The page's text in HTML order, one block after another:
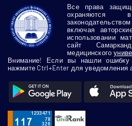
Все права
охраняются
включая
использовании
сайт
медицинского
Внимание! Если вы нашли
нажмите Ctrl+Enter для уведомления